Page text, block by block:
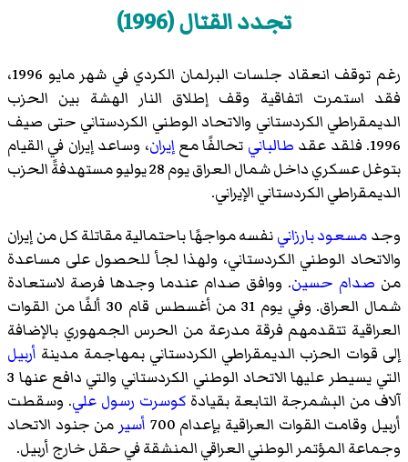
تجدد القتال (1996)
رغم توقف انعقاد جلسات البرلمان الكردي في شهر مايو 1996،
فقد استمرت اتفاقية وقف إطلاق النار الهشة بين الحزب
الديمقراطي الكردستاني والاتحاد الوطني الكردستاني حتى صيف
1996. فلقد عقد
طالباني تحالفًا معإيران، وساعد إيران في القيام
بتوغل عسكري داخل شمال العراق يوم 28 يوليو مستهدفةً الحزب
الديمقراطي الكردستاني الإيراني.
وجدمسعود بارزانينفسه مواجهًا باحتمالية مقاتلة كل من إيران
والاتحاد الوطني الكردستاني، ولهذا لجأ للحصول على مساعدة
من صدام حسين. ووافق صدام عندما وجدها فرصة لاستعادة
شمال العراق. وفي يوم 31 من أغسطس قام 30 ألفًا من القوات
العراقية تتقدمهم فرقة مدرعة من الحرس الجمهوري بالإضافة
إلى قوات الحزب الديمقراطي الكردستاني بمهاجمة مدينة أربيل
التي يسيطر عليها الاتحاد الوطني الكردستاني والتي دافع عنها 3
آلاف من البشمرجة التابعة بقيادة كوسرت رسول علي. وسقطت
أربيل وقامت القوات العراقية بإعدام 700
أسير من جنود الاتحاد
وجماعة المؤتمر الوطني العراقي المنشقة في حقل خارج أربيل.